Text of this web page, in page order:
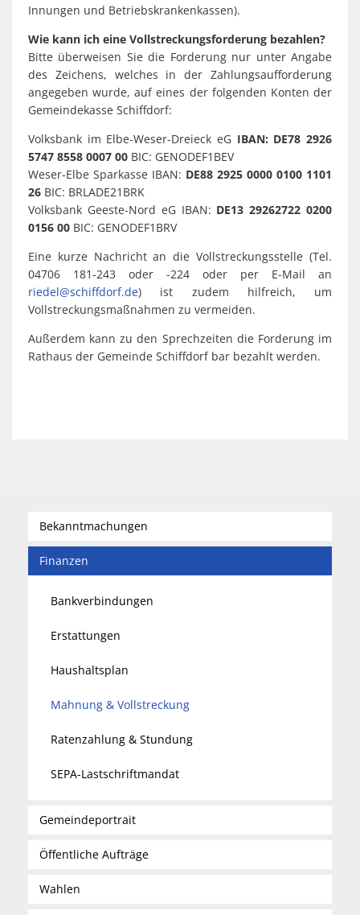
Innungen und Betriebskrankenkassen).
Wie kann ich eine Vollstreckungsforderung bezahlen?
Bitte überweisen Sie die Forderung nur unter Angabe
des Zeichens, welches in der Zahlungsaufforderung
angegeben wurde, auf eines der folgenden Konten der
Gemeindekasse Schiffdorf:
Volksbank im Elbe-Weser-Dreieck eG IBAN: DE78 2926
5747 8558 0007 00 BIC: GENODEF1BEV
Weser-Elbe Sparkasse IBAN: DE88 2925 0000 0100 1101
26 BIC: BRLADE21BRK
Volksbank Geeste-Nord eG IBAN: DE13 29262722 0200
0156 00 BIC: GENODEF1BRV
Eine kurze Nachricht an die Vollstreckungsstelle (Tel.
04706 181-243 oder -224 oder per E-Mail an
riedel@schiffdorf.de) ist zudem hilfreich, um
Vollstreckungsmaßnahmen zu vermeiden.
Außerdem kann zu den Sprechzeiten die Forderung im
Rathaus der Gemeinde Schiffdorf bar bezahlt werden.
Bekanntmachungen
Finanzen
Bankverbindungen
Erstattungen
Haushaltsplan
Mahnung & Vollstreckung
Ratenzahlung & Stundung
SEPA-Lastschriftmandat
Gemeindeportrait
Öffentliche Aufträge
Wahlen